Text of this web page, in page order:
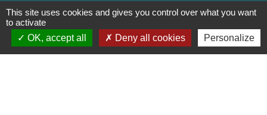
Liens
This site uses cookies and gives you control over what you want
to activate
OK, accept all
Deny all cookies Personalize